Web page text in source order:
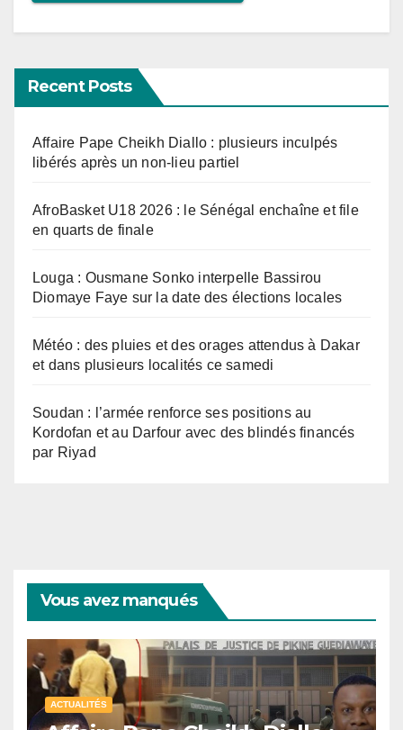
Recent Posts
Affaire Pape Cheikh Diallo : plusieurs inculpés
libérés après un non-lieu partiel
AfroBasket U18 2026 : le Sénégal enchaîne et file
en quarts de finale
Louga : Ousmane Sonko interpelle Bassirou
Diomaye Faye sur la date des élections locales
Météo : des pluies et des orages attendus à Dakar
et dans plusieurs localités ce samedi
Soudan : l’armée renforce ses positions au
Kordofan et au Darfour avec des blindés financés
par Riyad
Vous avez manqués
ACTUALITÉS